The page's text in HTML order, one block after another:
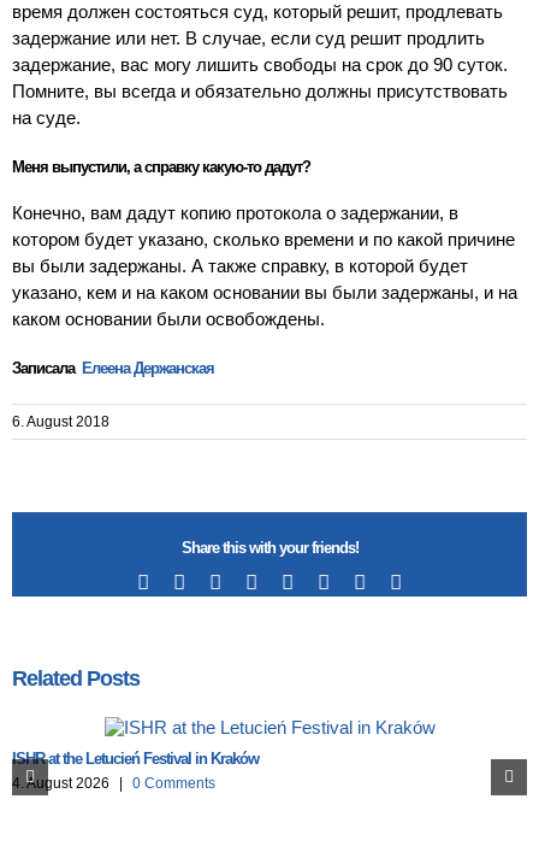
время должен состояться суд, который решит, продлевать
задержание или нет. В случае, если суд решит продлить
задержание, вас могу лишить свободы на срок до 90 суток.
Помните, вы всегда и обязательно должны присутствовать
на суде.
Меня выпустили, а справку какую-то дадут?
Конечно, вам дадут копию протокола о задержании, в
котором будет указано, сколько времени и по какой причине
вы были задержаны. А также справку, в которой будет
указано, кем и на каком основании вы были задержаны, и на
каком основании были освобождены.
Записала Елеена Держанская
6. August 2018
Share this with your friends!
Facebook RedditLinkedIn
TumblrPinterest
Related Posts
ISHR at the Letucień Festival in Kraków
4. August 2026 0 Comments